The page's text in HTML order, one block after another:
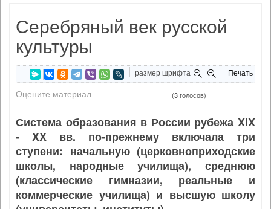
Серебряный век русской
культуры
размер шрифта Печать
Оцените материал (3 голосов)
Система образования в России рубежа XIX
- XX вв. по-прежнему включала три
ступени: начальную (церковноприходские
школы, народные училища), среднюю
(классические гимназии, реальные и
коммерческие училища) и высшую школу